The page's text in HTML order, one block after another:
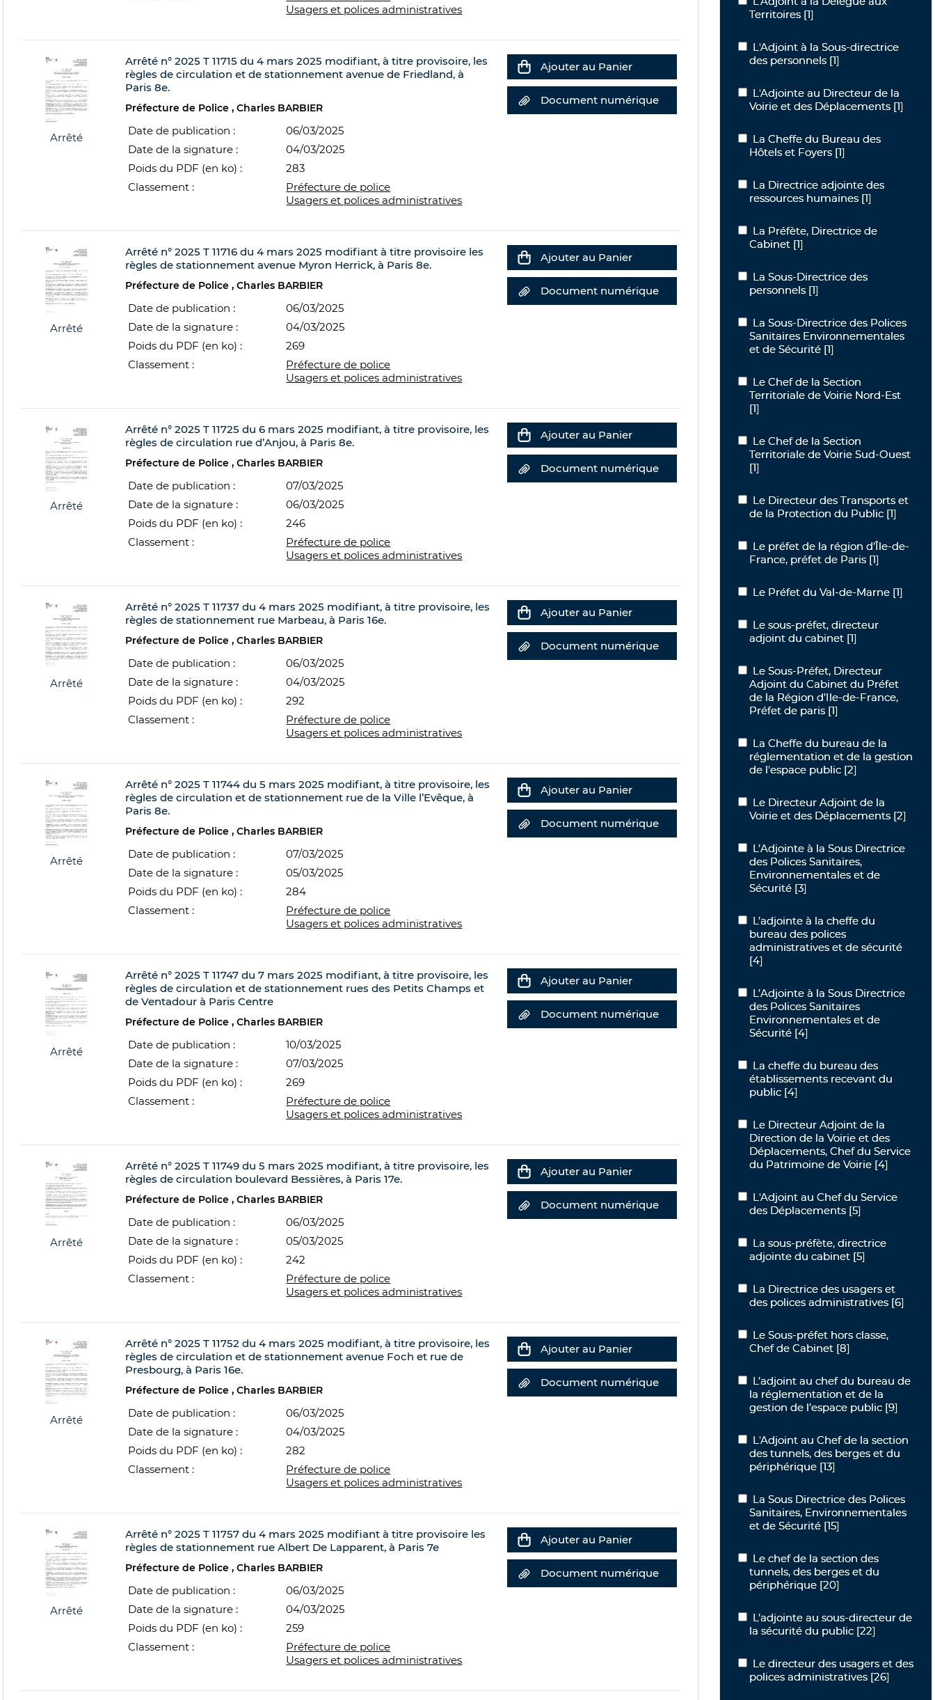
Usagers et polices administratives
Arrêté
Arrêté n° 2025 T 11715 du 4 mars 2025 modifiant, à titre provisoire, les
règles de circulation et de stationnement avenue de Friedland, à
Paris 8e.
Préfecture de Police Charles BARBIER
Date de publication :
06/03/2025
Date de la signature :
04/03/2025
Poids du PDF (en ko) :
283
Classement :
Préfecture de police
Usagers et polices administratives
Ajouter au Panier
Document numérique
Arrêté
Arrêté n° 2025 T 11716 du 4 mars 2025 modifiant à titre provisoire les
règles de stationnement avenue Myron Herrick, à Paris 8e.
Préfecture de Police Charles BARBIER
Date de publication :
06/03/2025
Date de la signature :
04/03/2025
Poids du PDF (en ko) :
269
Classement :
Préfecture de police
Usagers et polices administratives
Ajouter au Panier
Document numérique
Arrêté
Arrêté n° 2025 T 11725 du 6 mars 2025 modifiant, à titre provisoire, les
règles de circulation rue d’Anjou, à Paris 8e.
Préfecture de Police Charles BARBIER
Date de publication :
07/03/2025
Date de la signature :
06/03/2025
Poids du PDF (en ko) :
246
Classement :
Préfecture de police
Usagers et polices administratives
Ajouter au Panier
Document numérique
Arrêté
Arrêté n° 2025 T 11737 du 4 mars 2025 modifiant, à titre provisoire, les
règles de stationnement rue Marbeau, à Paris 16e.
Préfecture de Police Charles BARBIER
Date de publication :
06/03/2025
Date de la signature :
04/03/2025
Poids du PDF (en ko) :
292
Classement :
Préfecture de police
Usagers et polices administratives
Ajouter au Panier
Document numérique
Arrêté
Arrêté n° 2025 T 11744 du 5 mars 2025 modifiant, à titre provisoire, les
règles de circulation et de stationnement rue de la Ville l’Evêque, à
Paris 8e.
Préfecture de Police Charles BARBIER
Date de publication :
07/03/2025
Date de la signature :
05/03/2025
Poids du PDF (en ko) :
284
Classement :
Préfecture de police
Usagers et polices administratives
Ajouter au Panier
Document numérique
Arrêté
Arrêté n° 2025 T 11747 du 7 mars 2025 modifiant, à titre provisoire, les
règles de circulation et de stationnement rues des Petits Champs et
de Ventadour à Paris Centre
Préfecture de Police Charles BARBIER
Date de publication :
10/03/2025
Date de la signature :
07/03/2025
Poids du PDF (en ko) :
269
Classement :
Préfecture de police
Usagers et polices administratives
Ajouter au Panier
Document numérique
Arrêté
Arrêté n° 2025 T 11749 du 5 mars 2025 modifiant, à titre provisoire, les
règles de circulation boulevard Bessières, à Paris 17e.
Préfecture de Police Charles BARBIER
Date de publication :
06/03/2025
Date de la signature :
05/03/2025
Poids du PDF (en ko) :
242
Classement :
Préfecture de police
Usagers et polices administratives
Ajouter au Panier
Document numérique
Arrêté
Arrêté n° 2025 T 11752 du 4 mars 2025 modifiant, à titre provisoire, les
règles de circulation et de stationnement avenue Foch et rue de
Presbourg, à Paris 16e.
Préfecture de Police Charles BARBIER
Date de publication :
06/03/2025
Date de la signature :
04/03/2025
Poids du PDF (en ko) :
282
Classement :
Préfecture de police
Usagers et polices administratives
Ajouter au Panier
Document numérique
Arrêté
Arrêté n° 2025 T 11757 du 4 mars 2025 modifiant à titre provisoire les
règles de stationnement rue Albert De Lapparent, à Paris 7e
Préfecture de Police Charles BARBIER
Date de publication :
06/03/2025
Date de la signature :
04/03/2025
Poids du PDF (en ko) :
259
Classement :
Préfecture de police
Usagers et polices administratives
Ajouter au Panier
Document numérique
Territoires [1]
L'Adjoint à la Sous-directrice des
L'Adjoint à la Sous-directrice
des personnels [1]
L'Adjointe au Directeur de la Voirie et
L'Adjointe au Directeur de la
Voirie et des Déplacements [1]
La Cheffe du Bureau des Hôtels et
La Cheffe du Bureau des
Hôtels et Foyers [1]
La Directrice adjointe des ressources
La Directrice adjointe des
ressources humaines [1]
La Préfète, Directrice de Cabinet
La Préfète, Directrice de
Cabinet [1]
La Sous-Directrice des personnels
La Sous-Directrice des
personnels [1]
La Sous-Directrice des Polices
La Sous-Directrice des Polices
Sanitaires Environnementales
et de Sécurité [1]
Le Chef de la Section Territoriale de
Le Chef de la Section
Territoriale de Voirie Nord-Est
[1]
Le Chef de la Section Territoriale de
Le Chef de la Section
Territoriale de Voirie Sud-Ouest
[1]
Le Directeur des Transports et de la
Le Directeur des Transports et
de la Protection du Public [1]
Le préfet de la région d’Île-de-
Le préfet de la région d’Île-de-
France, préfet de Paris [1]
Le Préfet du Val-de-Marne
Le Préfet du Val-de-Marne [1]
Le sous-préfet, directeur adjoint du
Le sous-préfet, directeur
adjoint du cabinet [1]
Le Sous-Préfet, Directeur Adjoint du
Le Sous-Préfet, Directeur
Adjoint du Cabinet du Préfet
de la Région d’Ile-de-France,
Préfet de paris [1]
La Cheffe du bureau de la
La Cheffe du bureau de la
réglementation et de la gestion
de l'espace public [2]
Le Directeur Adjoint de la Voirie et
Le Directeur Adjoint de la
Voirie et des Déplacements [2]
L’Adjointe à la Sous Directrice des
L’Adjointe à la Sous Directrice
des Polices Sanitaires,
Environnementales et de
Sécurité [3]
L’adjointe à la cheffe du bureau des
L’adjointe à la cheffe du
bureau des polices
administratives et de sécurité
[4]
L’Adjointe à la Sous Directrice des
L’Adjointe à la Sous Directrice
des Polices Sanitaires
Environnementales et de
Sécurité [4]
La cheffe du bureau des
La cheffe du bureau des
établissements recevant du
public [4]
Le Directeur Adjoint de la Direction
Le Directeur Adjoint de la
Direction de la Voirie et des
Déplacements, Chef du Service
du Patrimoine de Voirie [4]
L'Adjoint au Chef du Service des
L'Adjoint au Chef du Service
des Déplacements [5]
La sous-préfète, directrice adjointe
La sous-préfète, directrice
adjointe du cabinet [5]
La Directrice des usagers et des
La Directrice des usagers et
des polices administratives [6]
Le Sous-préfet hors classe, Chef de
Le Sous-préfet hors classe,
Chef de Cabinet [8]
L’adjoint au chef du bureau de la
L’adjoint au chef du bureau de
la réglementation et de la
gestion de l’espace public [9]
L'Adjoint au Chef de la section des
L'Adjoint au Chef de la section
des tunnels, des berges et du
périphérique [13]
La Sous Directrice des Polices
La Sous Directrice des Polices
Sanitaires, Environnementales
et de Sécurité [15]
Le chef de la section des tunnels,
Le chef de la section des
tunnels, des berges et du
périphérique [20]
L’adjointe au sous-directeur de la
L’adjointe au sous-directeur de
la sécurité du public [22]
Le directeur des usagers et des
Le directeur des usagers et des
polices administratives [26]